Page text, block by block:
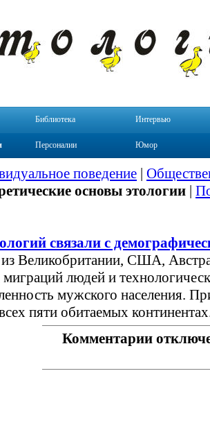
Библиотека Интервью
Персоналии Юмор
поведение |
основы этологии |
связали с
из Великобритании, США,
миграций людей и
мужского населения.
пяти обитаемых
Комментарии